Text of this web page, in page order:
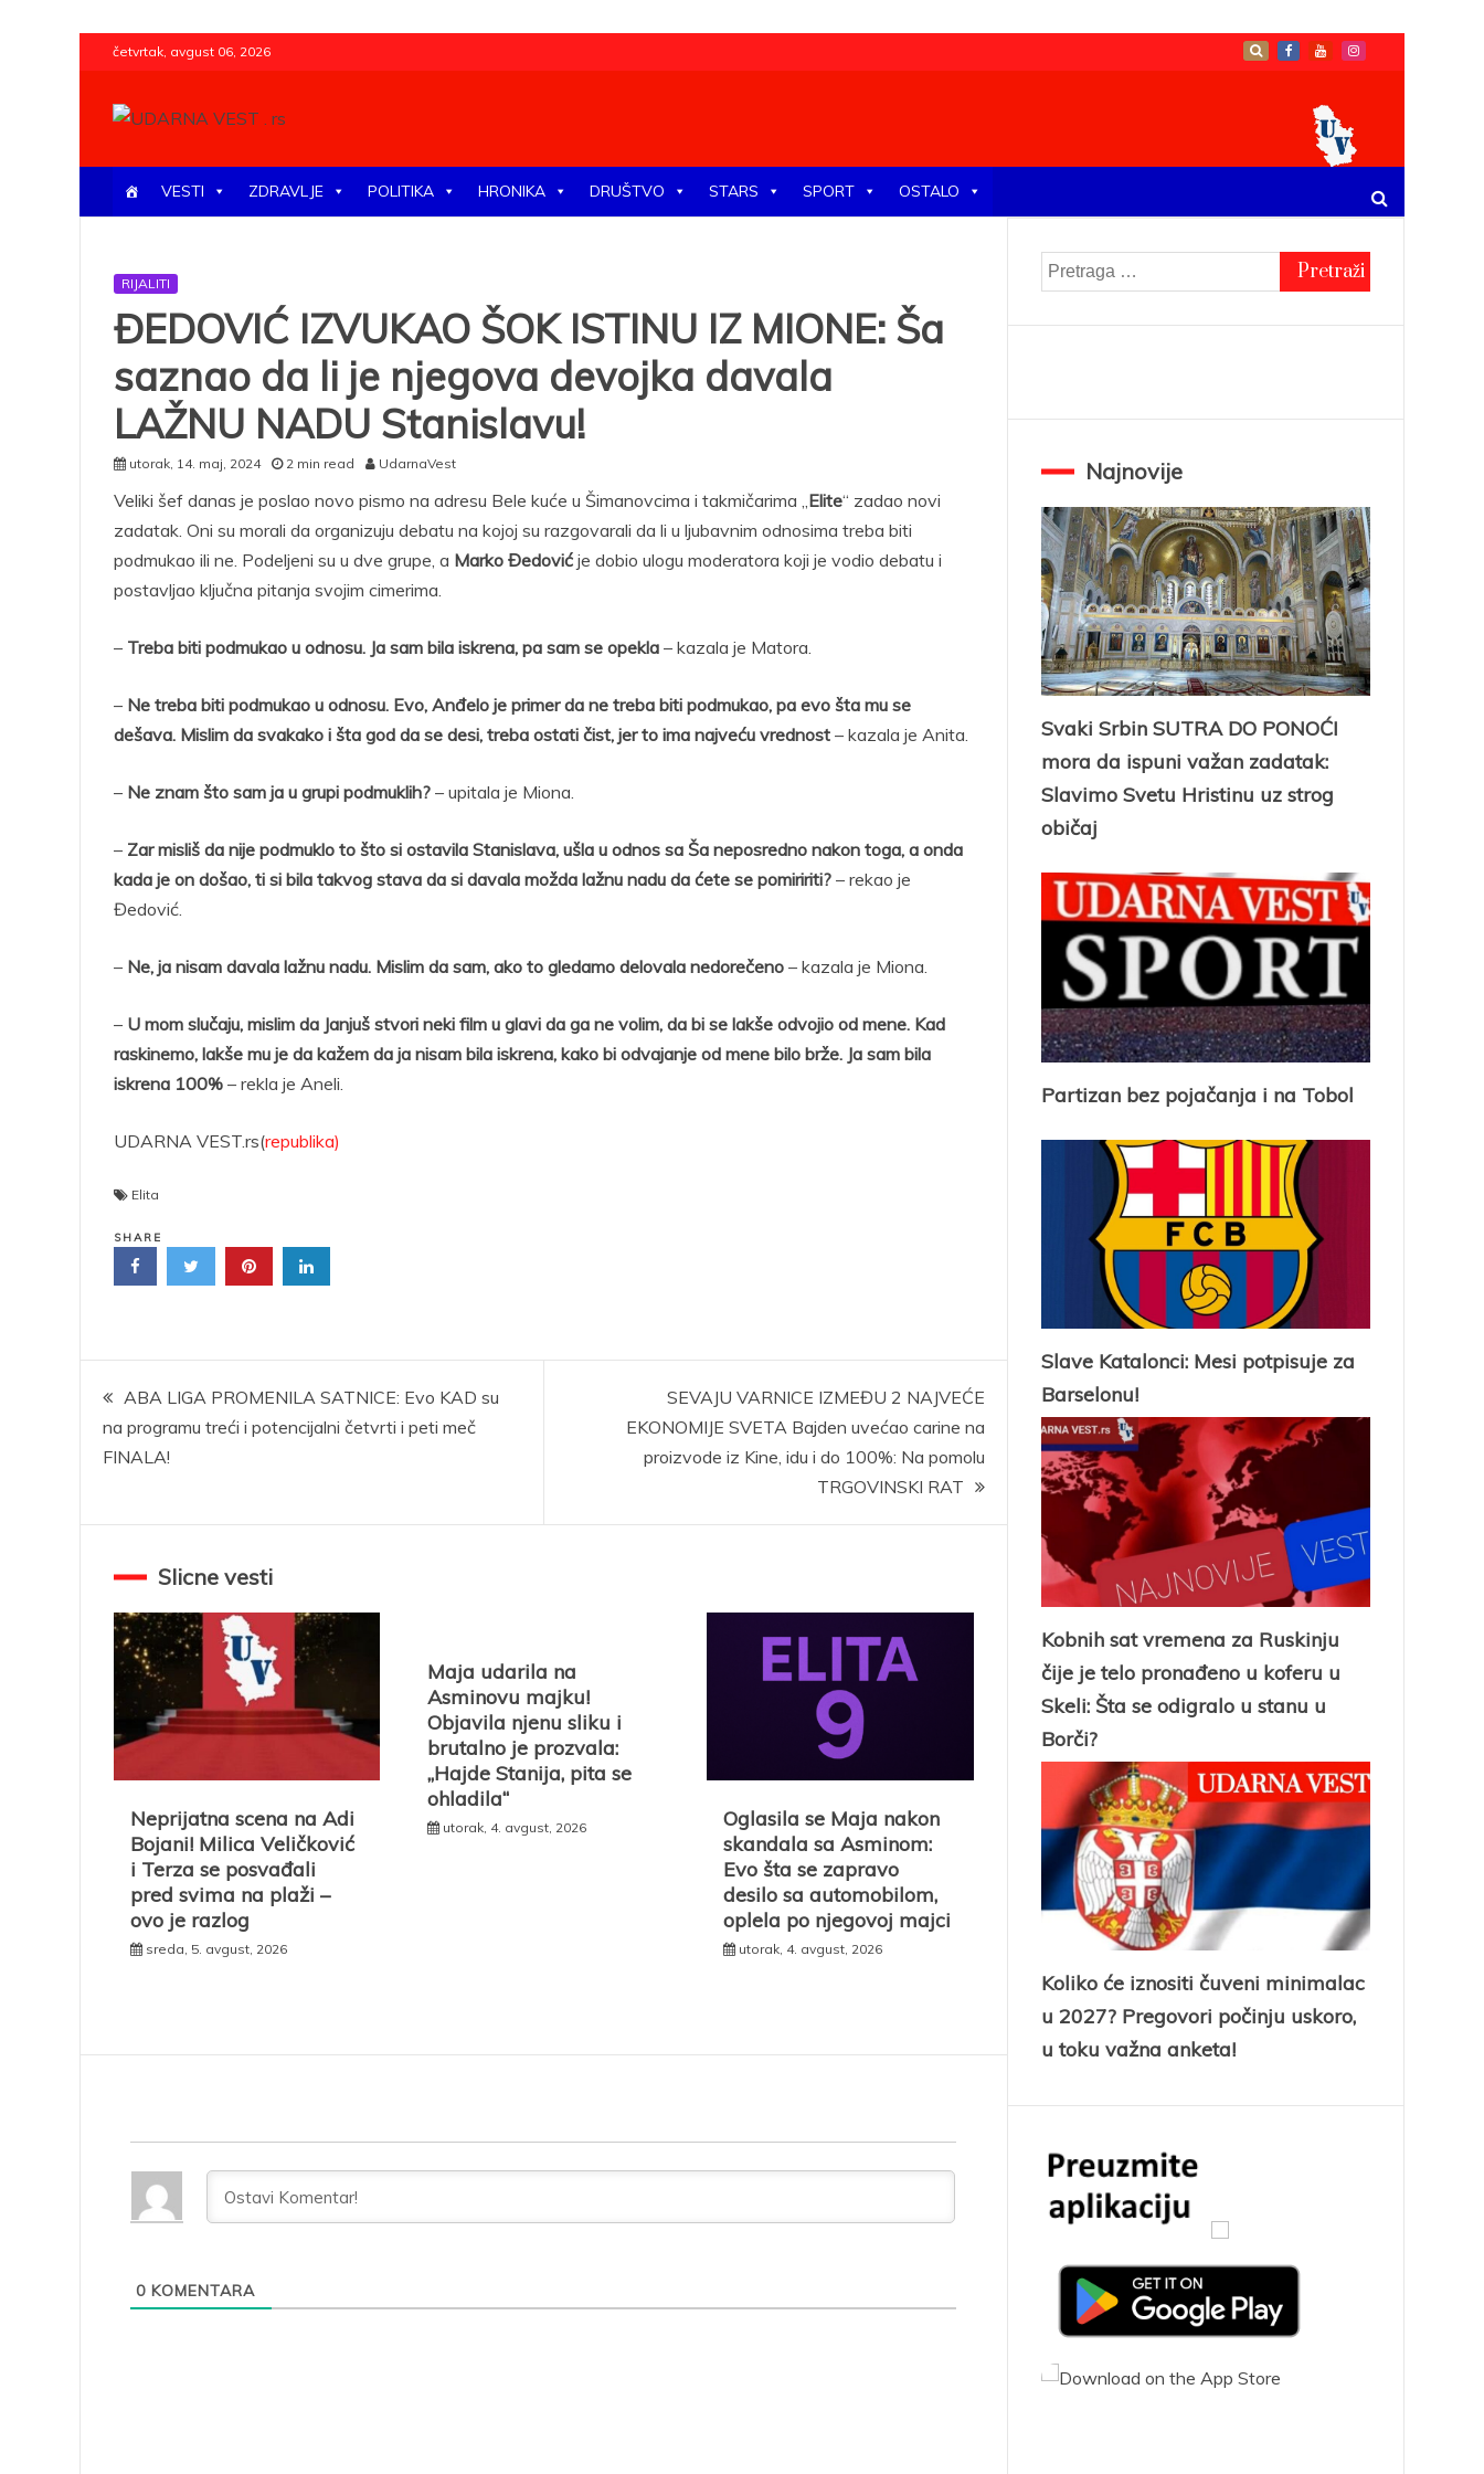
to
content
četvrtak, avgust 06, 2026
VESTI ZDRAVLJE POLITIKA HRONIKA DRUŠTVO STARS SPORT OSTALO
RIJALITI
ĐEDOVIĆ IZVUKAO ŠOK ISTINU IZ MIONE: Ša
saznao da li je njegova devojka davala
LAŽNU NADU Stanislavu!
utorak, 14. maj, 2024 2 min read UdarnaVest
Veliki šef danas je poslao novo pismo na adresu Bele kuće u Šimanovcima i takmičarima „Elite“ zadao novi
zadatak. Oni su morali da organizuju debatu na kojoj su razgovarali da li u ljubavnim odnosima treba biti
podmukao ili ne. Podeljeni su u dve grupe, a Marko Đedović je dobio ulogu moderatora koji je vodio debatu i
postavljao ključna pitanja svojim cimerima.
– Treba biti podmukao u odnosu. Ja sam bila iskrena, pa sam se opekla – kazala je Matora.
– Ne treba biti podmukao u odnosu. Evo, Anđelo je primer da ne treba biti podmukao, pa evo šta mu se
dešava. Mislim da svakako i šta god da se desi, treba ostati čist, jer to ima najveću vrednost – kazala je Anita.
– Ne znam što sam ja u grupi podmuklih? – upitala je Miona.
– Zar misliš da nije podmuklo to što si ostavila Stanislava, ušla u odnos sa Ša neposredno nakon toga, a onda
kada je on došao, ti si bila takvog stava da si davala možda lažnu nadu da ćete se pomiririti? – rekao je
Đedović.
– Ne, ja nisam davala lažnu nadu. Mislim da sam, ako to gledamo delovala nedorečeno – kazala je Miona.
– U mom slučaju, mislim da Janjuš stvori neki film u glavi da ga ne volim, da bi se lakše odvojio od mene. Kad
raskinemo, lakše mu je da kažem da ja nisam bila iskrena, kako bi odvajanje od mene bilo brže. Ja sam bila
iskrena 100% – rekla je Aneli.
UDARNA VEST.rs(republika)
Elita
SHARE
Kretanje
članka
ABA LIGA PROMENILA SATNICE: Evo KAD su
na programu treći i potencijalni četvrti i peti meč
FINALA!
SEVAJU VARNICE IZMEĐU 2 NAJVEĆE
EKONOMIJE SVETA Bajden uvećao carine na
proizvode iz Kine, idu i do 100%: Na pomolu
TRGOVINSKI RAT
Slicne vesti
Neprijatna scena na Adi
Bojani! Milica Veličković
i Terza se posvađali
pred svima na plaži –
ovo je razlog
sreda, 5. avgust, 2026
Maja udarila na
Asminovu majku!
Objavila njenu sliku i
brutalno je prozvala:
„Hajde Stanija, pita se
ohladila“
utorak, 4. avgust, 2026
Oglasila se Maja nakon
skandala sa Asminom:
Evo šta se zapravo
desilo sa automobilom,
oplela po njegovoj majci
utorak, 4. avgust, 2026
0 KOMENTARA
Pretraga
za:
Najnovije
Svaki Srbin SUTRA DO PONOĆI
mora da ispuni važan zadatak:
Slavimo Svetu Hristinu uz strog
običaj
Partizan bez pojačanja i na Tobol
Slave Katalonci: Mesi potpisuje za
Barselonu!
Kobnih sat vremena za Ruskinju
čije je telo pronađeno u koferu u
Skeli: Šta se odigralo u stanu u
Borči?
Koliko će iznositi čuveni minimalac
u 2027? Pregovori počinju uskoro,
u toku važna anketa!